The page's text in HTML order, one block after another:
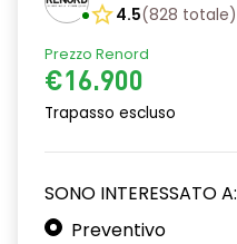
4.5(828 totale)
Prezzo Renord
€16.900
Trapasso escluso
SONO INTERESSATO A:
Preventivo